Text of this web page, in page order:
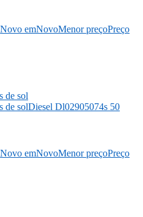
Novo emNovoMenor preçoPreço
Diesel Dl02905074s 50
Novo emNovoMenor preçoPreço